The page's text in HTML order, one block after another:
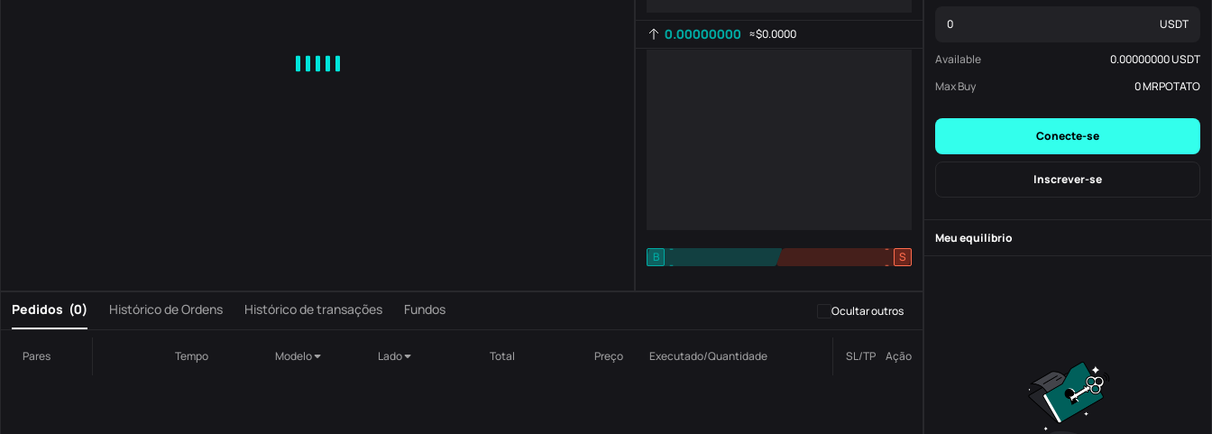
0.00000000 ≈$0.0000
B
-
-
S
-
-
Pedidos (0) Histórico de Ordens Histórico de transações Fundos Ocultar outros
Pares Tempo Modelo Lado Total Preço Executado/Quantidade SL/TP
Ordem.
Ação
USDT
Available 0.00000000USDT
Max Buy
0MRPOTATO
Conecte-se
Inscrever-se
Meu equilíbrio